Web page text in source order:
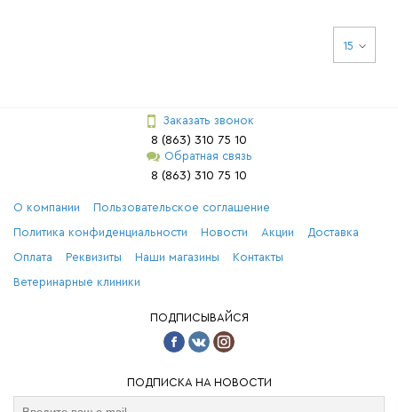
15
Заказать звонок
8 (863) 310 75 10
Обратная связь
8 (863) 310 75 10
О компании Пользовательское соглашение
Политика конфиденциальности Новости Акции Доставка
Оплата Реквизиты Наши магазины Контакты
Ветеринарные клиники
ПОДПИСЫВАЙСЯ
ПОДПИСКА НА НОВОСТИ